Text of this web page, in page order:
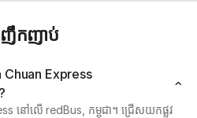
ញឹកញាប់
Chuan Express
នៅលើ redBus, កម្ពុជា។ ជ្រើសយកផ្លូវ